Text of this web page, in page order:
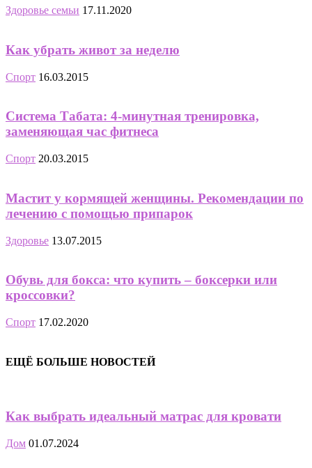
Здоровье семьи 17.11.2020
Как убрать живот за неделю
Спорт 16.03.2015
Система Табата: 4-минутная тренировка,
заменяющая час фитнеса
Спорт 20.03.2015
Мастит у кормящей женщины. Рекомендации по
лечению с помощью припарок
Здоровье 13.07.2015
Обувь для бокса: что купить – боксерки или
кроссовки?
Спорт 17.02.2020
ЕЩЁ БОЛЬШЕ НОВОСТЕЙ
Как выбрать идеальный матрас для кровати
Дом 01.07.2024